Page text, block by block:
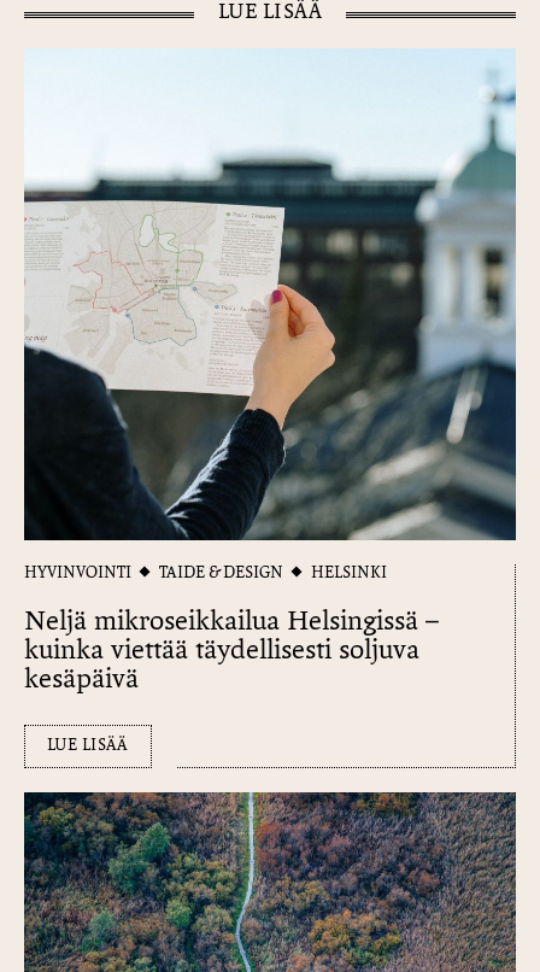
LUE LISÄÄ
HYVINVOINTI TAIDE & DESIGN HELSINKI
Neljä mikroseikkailua Helsingissä –
kuinka viettää täydellisesti soljuva
kesäpäivä
LUE LISÄÄ